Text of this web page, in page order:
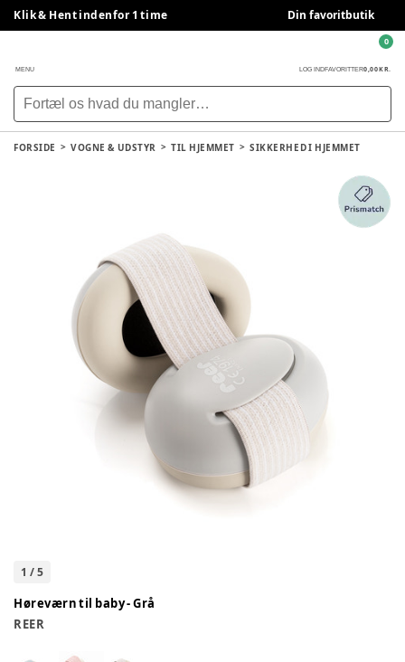
Klik & Hent indenfor 1 time Din favoritbutik
MENU LOG INDFAVORITTER0,00 KR.
0
FORSIDE VOGNE & UDSTYR TIL HJEMMET SIKKERHED I HJEMMET
1 /5
Høreværn til baby - Grå
REER